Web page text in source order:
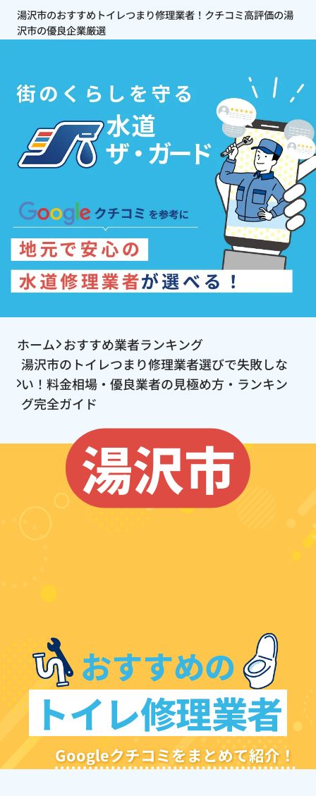
湯沢市のおすすめトイレつまり修理業者！クチコミ高評価の湯
沢市の優良企業厳選
ホーム おすすめ業者ランキング
湯沢市のトイレつまり修理業者選びで失敗しな
い！料金相場・優良業者の見極め方・ランキン
グ完全ガイド
湯沢市
おすすめの
トイレ修理業者
Googleクチコミをまとめて紹介！